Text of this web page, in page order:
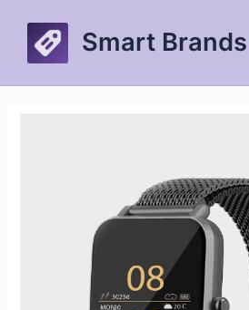
content
Smart